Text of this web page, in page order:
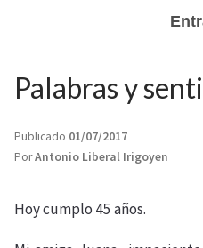
Palabras y
Publicado 01/07/2017
PorAntonio Liberal Irigoyen
Hoy cumplo 45 años.